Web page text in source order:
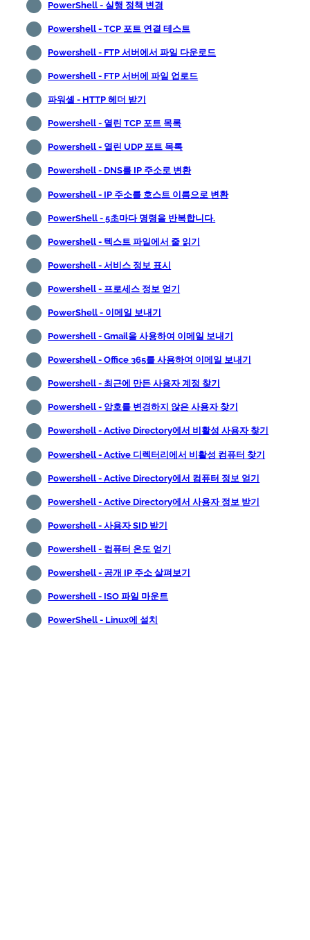
PowerShell - 실행 정책 변경
Powershell - TCP 포트 연결 테스트
Powershell - FTP 서버에서 파일 다운로드
Powershell - FTP 서버에 파일 업로드
파워셸 - HTTP 헤더 받기
Powershell - 열린 TCP 포트 목록
Powershell - 열린 UDP 포트 목록
Powershell - DNS를 IP 주소로 변환
Powershell - IP 주소를 호스트 이름으로 변환
PowerShell - 5초마다 명령을 반복합니다.
Powershell - 텍스트 파일에서 줄 읽기
Powershell - 서비스 정보 표시
Powershell - 프로세스 정보 얻기
PowerShell - 이메일 보내기
Powershell - Gmail을 사용하여 이메일 보내기
Powershell - Office 365를 사용하여 이메일 보내기
Powershell - 최근에 만든 사용자 계정 찾기
Powershell - 암호를 변경하지 않은 사용자 찾기
Powershell - Active Directory에서 비활성 사용자 찾기
Powershell - Active 디렉터리에서 비활성 컴퓨터 찾기
Powershell - Active Directory에서 컴퓨터 정보 얻기
Powershell - Active Directory에서 사용자 정보 받기
Powershell - 사용자 SID 받기
Powershell - 컴퓨터 온도 얻기
Powershell - 공개 IP 주소 살펴보기
Powershell - ISO 파일 마운트
PowerShell - Linux에 설치